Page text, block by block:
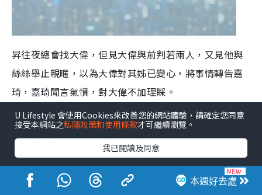
昇往夜總會找大偉，但見大偉與前判若兩人，又見他與
絲絲舉止親暱，以為大偉對其姊已變心，將事情轉告嘉
琦，嘉琦聞言氣憤，對大偉不加理睬。
獵鷹劇情｜第13集 戚幹江霞籌備
婚事 戚幹恐婚大醉
戚幹被迫遷，趁機對江霞藉詞已無屋住，欲入住江家，
霞詐作不明其意，戚幹氣結，幾經辛苦一再暗示求婚，
本週好去處
U Lifestyle 會使用Cookies來改善您的網站體驗，請確定您同意
接受本網站之私隱政策和使用條款才可繼續瀏覽。
我已閱讀及同意